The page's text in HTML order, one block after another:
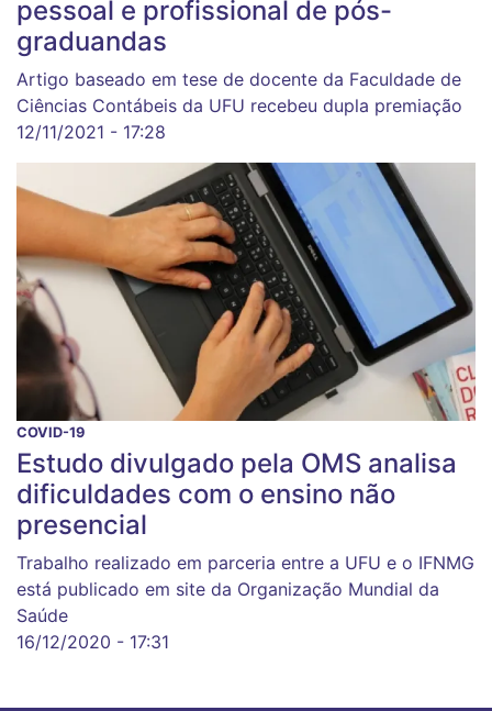
pessoal e profissional de pós-
graduandas
Artigo baseado em tese de docente da Faculdade de
Ciências Contábeis da UFU recebeu dupla premiação
12/11/2021 - 17:28
COVID-19
Estudo divulgado pela OMS analisa
dificuldades com o ensino não
presencial
Trabalho realizado em parceria entre a UFU e o IFNMG
está publicado em site da Organização Mundial da
Saúde
16/12/2020 - 17:31